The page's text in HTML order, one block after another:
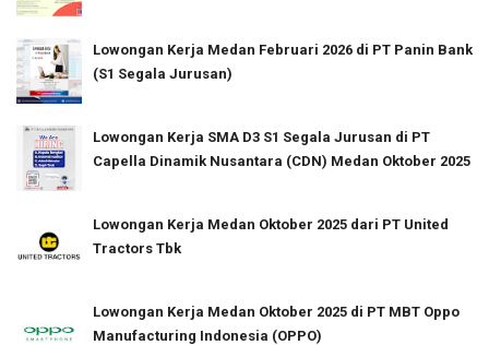
Lowongan Kerja Medan Februari 2026 di PT Panin Bank
(S1 Segala Jurusan)
Lowongan Kerja SMA D3 S1 Segala Jurusan di PT
Capella Dinamik Nusantara (CDN) Medan Oktober 2025
Lowongan Kerja Medan Oktober 2025 dari PT United
Tractors Tbk
Lowongan Kerja Medan Oktober 2025 di PT MBT Oppo
Manufacturing Indonesia (OPPO)